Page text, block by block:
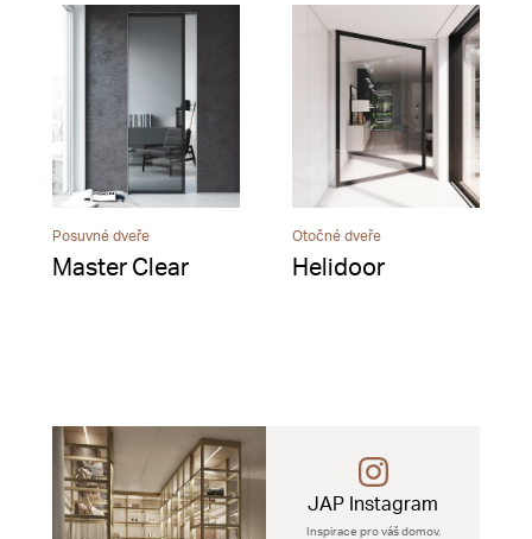
Posuvné dveře
Master Clear
Otočné dveře
Helidoor
JAP Instagram
Inspirace pro váš domov.